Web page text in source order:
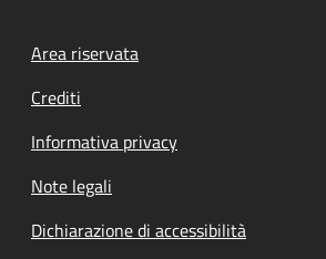
Footer menu
Area riservata
Crediti
Informativa privacy
Note legali
Dichiarazione di accessibilità